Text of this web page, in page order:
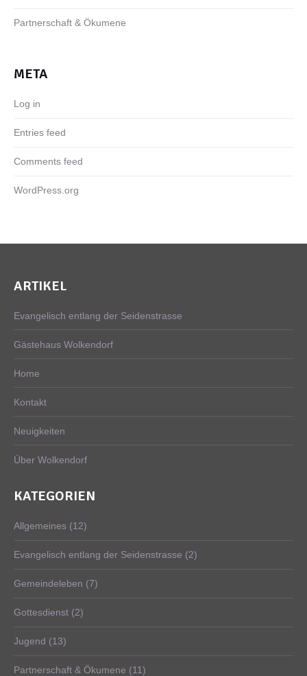
Partnerschaft & Ökumene
META
Log in
Entries feed
Comments feed
WordPress.org
ARTIKEL
Evangelisch entlang der Seidenstrasse
Gästehaus Wolkendorf
Home
Kontakt
Neuigkeiten
Über Wolkendorf
KATEGORIEN
Allgemeines (12)
Evangelisch entlang der Seidenstrasse (2)
Gemeindeleben (7)
Gottesdienst (2)
Jugend (13)
Partnerschaft & Ökumene (11)